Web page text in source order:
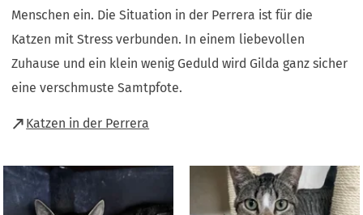
Menschen ein. Die Situation in der Perrera ist für die
Katzen mit Stress verbunden. In einem liebevollen
Zuhause und ein klein wenig Geduld wird Gilda ganz sicher
eine verschmuste Samtpfote.
Katzen in der Perrera
(Öffnet
einem
neuen